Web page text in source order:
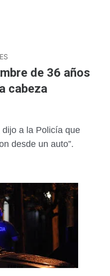
de 36 años
cabeza
a la Policía que
desde un auto”.